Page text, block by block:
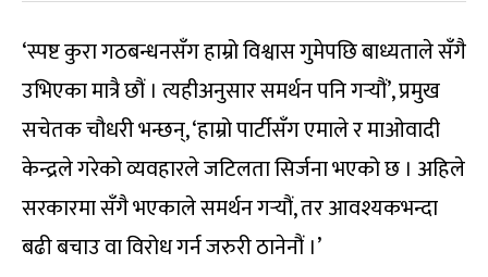
‘स्पष्ट कुरा गठबन्धनसँग हाम्रो विश्वास गुमेपछि बाध्यताले सँगै
उभिएका मात्रै छौं । त्यहीअनुसार समर्थन पनि गर्‍यौं’, प्रमुख
सचेतक चौधरी भन्छन्, ‘हाम्रो पार्टीसँग एमाले र माओवादी
केन्द्रले गरेको व्यवहारले जटिलता सिर्जना भएको छ । अहिले
सरकारमा सँगै भएकाले समर्थन गर्‍यौं, तर आवश्यकभन्दा
बढी बचाउ वा विरोध गर्न जरुरी ठानेनौं ।’